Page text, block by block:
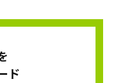
ド